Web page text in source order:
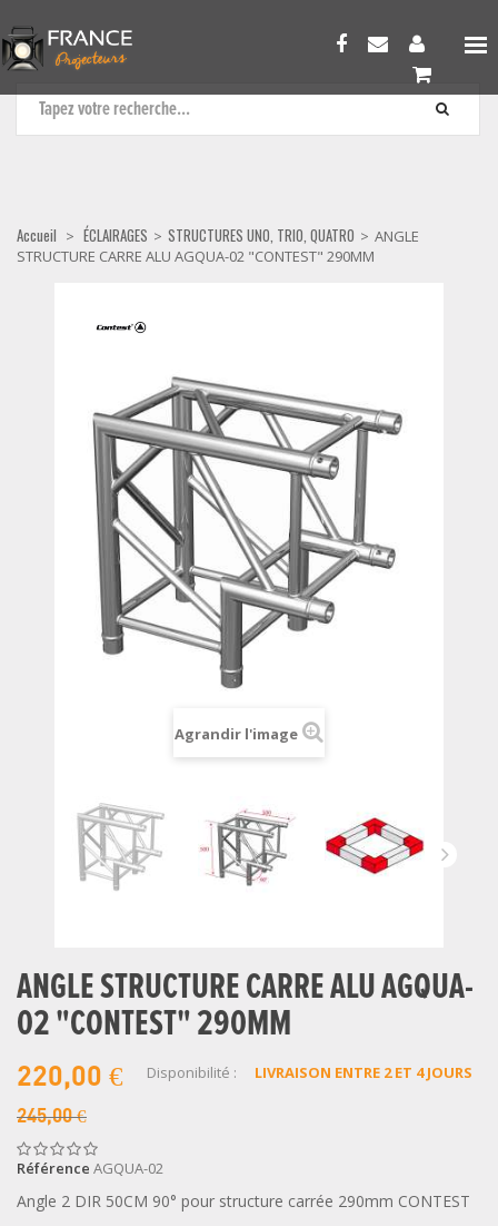
STRUCTURES UNO, TRIO, QUATRO
Accueil > ÉCLAIRAGES > STRUCTURES UNO, TRIO, QUATRO > ANGLE
STRUCTURE CARRE ALU AGQUA-02 "CONTEST" 290MM
Agrandir l'image
ANGLE STRUCTURE CARRE ALU AGQUA-
02 "CONTEST" 290MM
220,00 €
245,00 €
Disponibilité : LIVRAISON ENTRE 2 ET 4 JOURS
Référence AGQUA-02
Angle 2 DIR 50CM 90° pour structure carrée 290mm CONTEST